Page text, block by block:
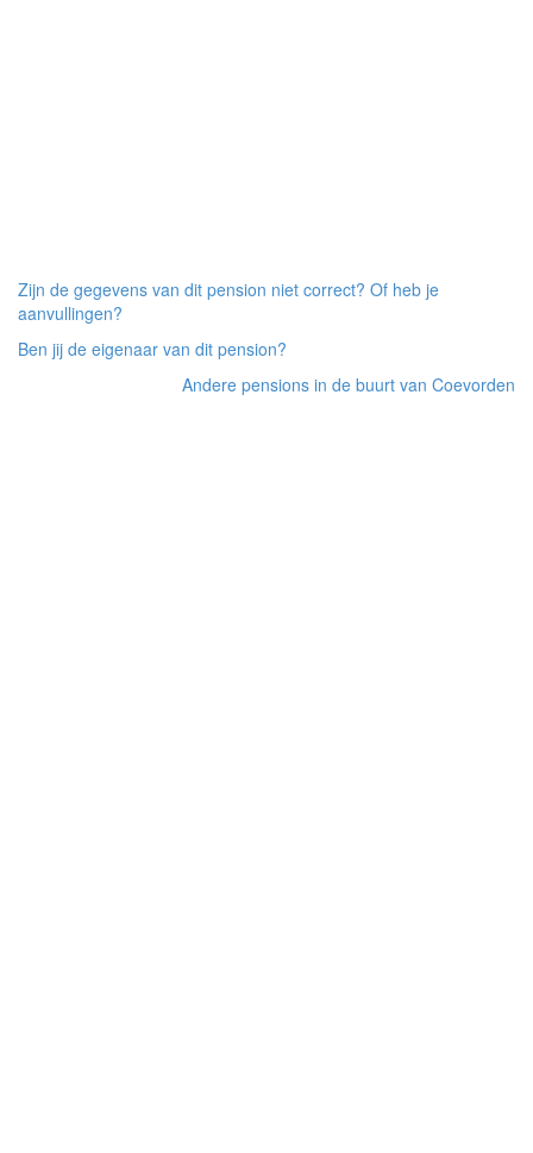
Zijn de gegevens van dit pension niet correct? Of heb je
aanvullingen?
Ben jij de eigenaar van dit pension?
Andere pensions in de buurt van Coevorden